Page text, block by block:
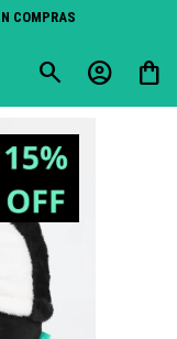
COMPRAS